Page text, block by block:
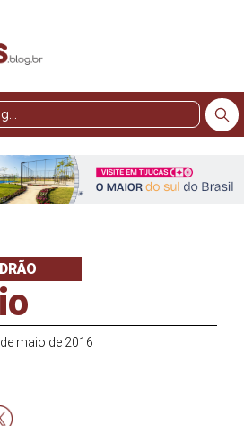
Pesquisar
Blog
de maio de 2016